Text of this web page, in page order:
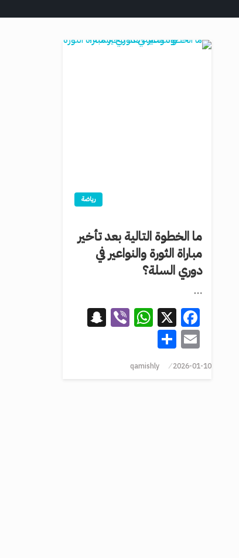
رياضة
ما الخطوة التالية بعد تأخير
مباراة الثورة والنواعير في
دوري السلة؟
…
Facebook
X
WhatsApp
Viber
Email
2026-01-10
qamishly